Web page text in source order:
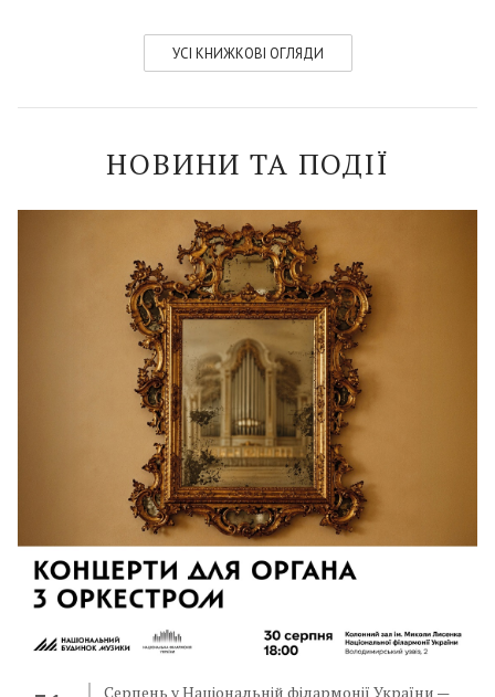
УСI КНИЖКОВI ОГЛЯДИ
НОВИНИ ТА ПОДІЇ
Серпень у Національній філармонії України —